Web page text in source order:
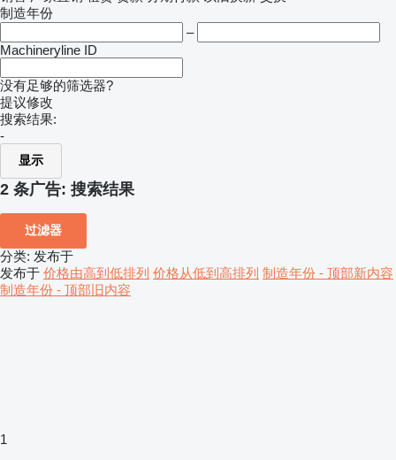
制造年份
–
Machineryline ID
没有足够的筛选器?
提议修改
搜索结果:
-
显示
2 条广告: 搜索结果
过滤器
分类: 发布于
发布于 价格由高到低排列 价格从低到高排列 制造年份 - 顶部新内容
制造年份 - 顶部旧内容
1